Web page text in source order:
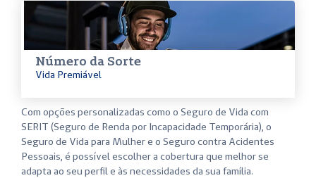
Número da Sorte
Vida Premiável
Com opções personalizadas como o Seguro de Vida com
SERIT (Seguro de Renda por Incapacidade Temporária), o
Seguro de Vida para Mulher e o Seguro contra Acidentes
Pessoais, é possível escolher a cobertura que melhor se
adapta ao seu perfil e às necessidades da sua família.